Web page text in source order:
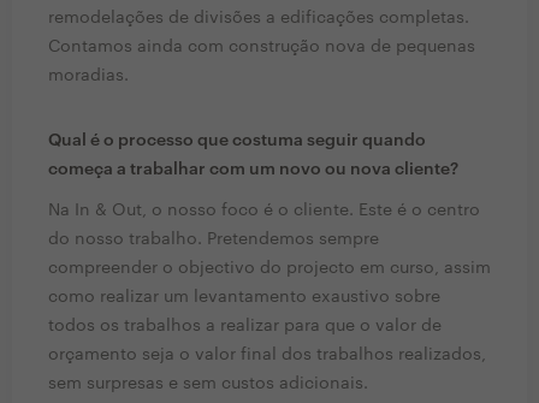
remodelações de divisões a edificações completas.
Contamos ainda com construção nova de pequenas
moradias.
Qual é o processo que costuma seguir quando
começa a trabalhar com um novo ou nova cliente?
Na In & Out, o nosso foco é o cliente. Este é o centro
do nosso trabalho. Pretendemos sempre
compreender o objectivo do projecto em curso, assim
como realizar um levantamento exaustivo sobre
todos os trabalhos a realizar para que o valor de
orçamento seja o valor final dos trabalhos realizados,
sem surpresas e sem custos adicionais.